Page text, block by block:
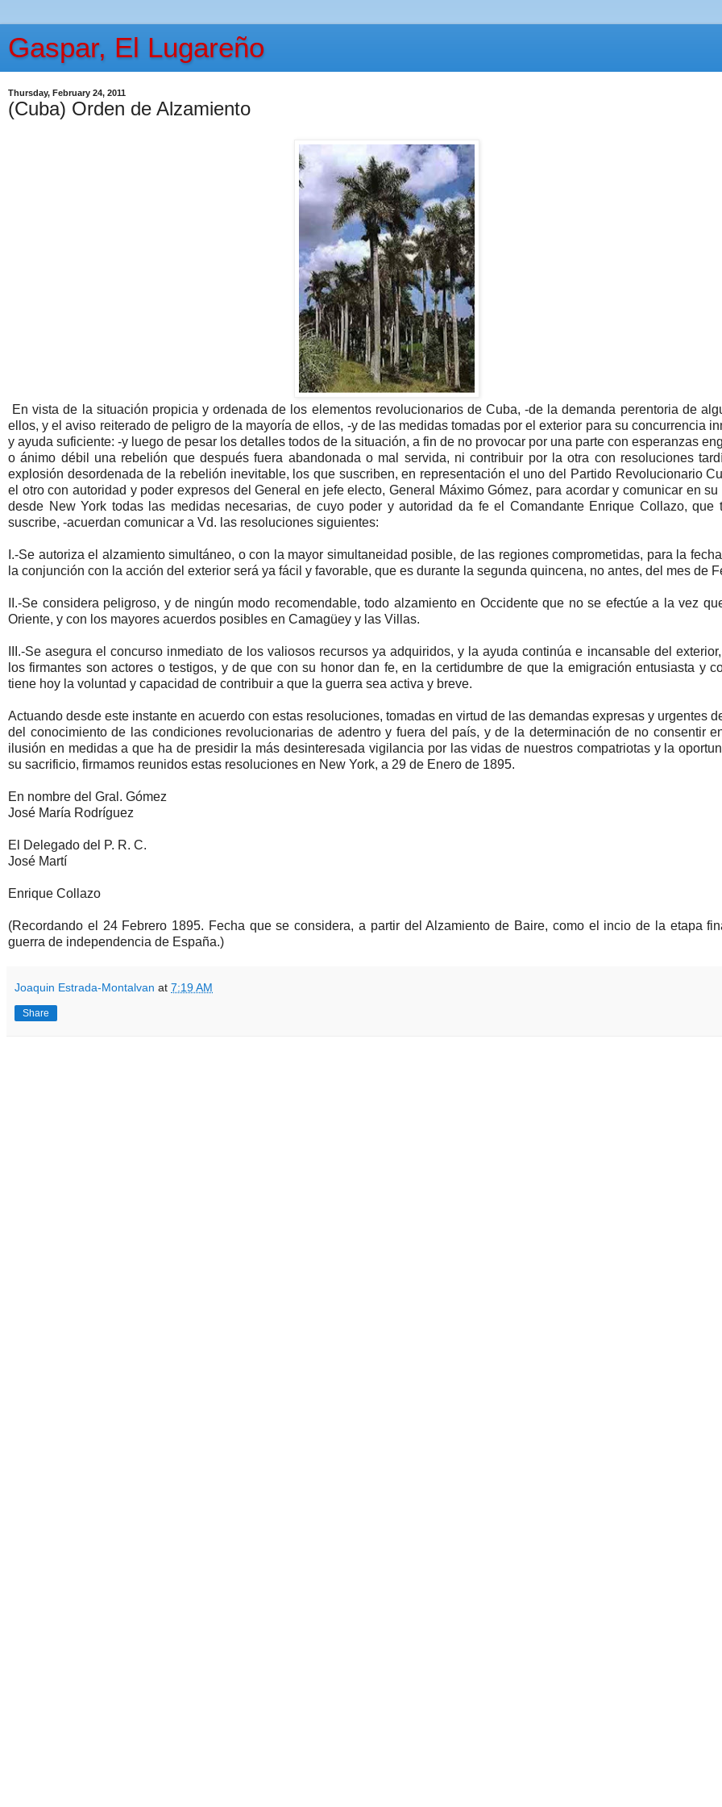
Gaspar, El Lugareño
Thursday, February 24, 2011
(Cuba) Orden de Alzamiento
En vista de la situación propicia y ordenada de los elementos revolucionarios de Cuba, -de la demanda perentoria de
ellos, y el aviso reiterado de peligro de la mayoría de ellos, -y de las medidas tomadas por el exterior para su concurrencia
y ayuda suficiente: -y luego de pesar los detalles todos de la situación, a fin de no provocar por una parte con esperanzas
o ánimo débil una rebelión que después fuera abandonada o mal servida, ni contribuir por la otra con resoluciones
explosión desordenada de la rebelión inevitable, los que suscriben, en representación el uno del Partido Revolucionario
el otro con autoridad y poder expresos del General en jefe electo, General Máximo Gómez, para acordar y comunicar en su
desde New York todas las medidas necesarias, de cuyo poder y autoridad da fe el Comandante Enrique Collazo, que
suscribe, -acuerdan comunicar a Vd. las resoluciones siguientes:
I.-Se autoriza el alzamiento simultáneo, o con la mayor simultaneidad posible, de las regiones comprometidas, para la
la conjunción con la acción del exterior será ya fácil y favorable, que es durante la segunda quincena, no antes, del mes de
II.-Se considera peligroso, y de ningún modo recomendable, todo alzamiento en Occidente que no se efectúe a la vez
Oriente, y con los mayores acuerdos posibles en Camagüey y las Villas.
III.-Se asegura el concurso inmediato de los valiosos recursos ya adquiridos, y la ayuda continúa e incansable del
los firmantes son actores o testigos, y de que con su honor dan fe, en la certidumbre de que la emigración entusiasta y
tiene hoy la voluntad y capacidad de contribuir a que la guerra sea activa y breve.
Actuando desde este instante en acuerdo con estas resoluciones, tomadas en virtud de las demandas expresas y urgentes
del conocimiento de las condiciones revolucionarias de adentro y fuera del país, y de la determinación de no consentir
ilusión en medidas a que ha de presidir la más desinteresada vigilancia por las vidas de nuestros compatriotas y la
su sacrificio, firmamos reunidos estas resoluciones en New York, a 29 de Enero de 1895.
En nombre del Gral. Gómez
José María Rodríguez
El Delegado del P. R. C.
José Martí
Enrique Collazo
(Recordando el 24 Febrero 1895. Fecha que se considera, a partir del Alzamiento de Baire, como el incio de la etapa
guerra de independencia de España.)
Joaquin Estrada-Montalvan at 7:19 AM
Share